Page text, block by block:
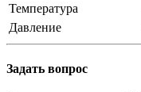
Температура
Давление
Задать вопрос